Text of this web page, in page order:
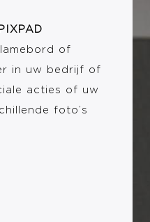
PIXPAD
of
in uw bedrijf of
acties of uw
foto’s